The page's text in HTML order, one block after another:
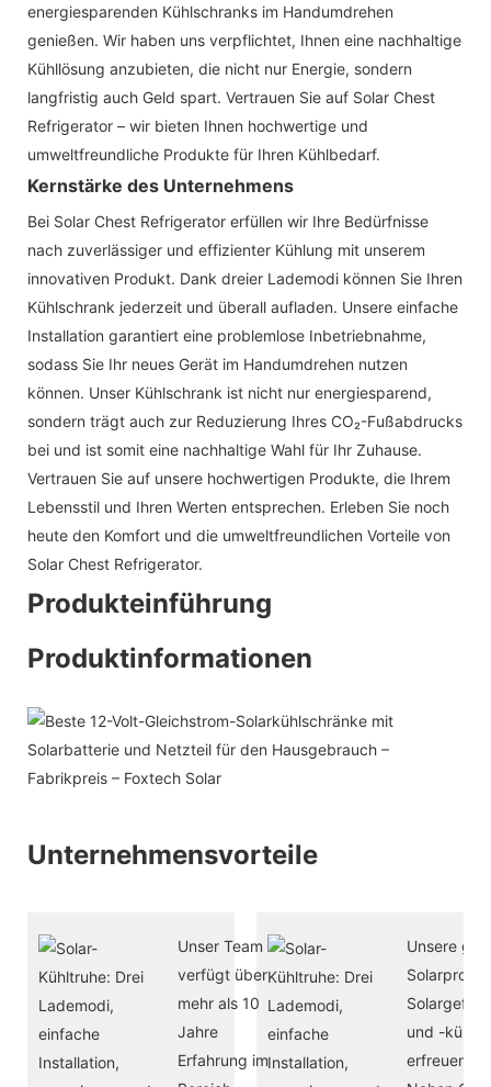
energiesparenden Kühlschranks im Handumdrehen
genießen. Wir haben uns verpflichtet, Ihnen eine nachhaltige
Kühllösung anzubieten, die nicht nur Energie, sondern
langfristig auch Geld spart. Vertrauen Sie auf Solar Chest
Refrigerator – wir bieten Ihnen hochwertige und
umweltfreundliche Produkte für Ihren Kühlbedarf.
Kernstärke des Unternehmens
Bei Solar Chest Refrigerator erfüllen wir Ihre Bedürfnisse
nach zuverlässiger und effizienter Kühlung mit unserem
innovativen Produkt. Dank dreier Lademodi können Sie Ihren
Kühlschrank jederzeit und überall aufladen. Unsere einfache
Installation garantiert eine problemlose Inbetriebnahme,
sodass Sie Ihr neues Gerät im Handumdrehen nutzen
können. Unser Kühlschrank ist nicht nur energiesparend,
sondern trägt auch zur Reduzierung Ihres CO₂-Fußabdrucks
bei und ist somit eine nachhaltige Wahl für Ihr Zuhause.
Vertrauen Sie auf unsere hochwertigen Produkte, die Ihrem
Lebensstil und Ihren Werten entsprechen. Erleben Sie noch
heute den Komfort und die umweltfreundlichen Vorteile von
Solar Chest Refrigerator.
Produkteinführung
Produktinformationen
Unternehmensvorteile
Unser Team
verfügt über
mehr als 10
Jahre
Erfahrung im
Unsere
und -
erfreuen